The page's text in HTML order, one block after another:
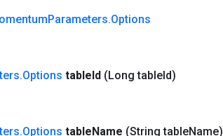
Parameters.Options
.Options tableId (Long tableId)
.Options tableName (String tableName)